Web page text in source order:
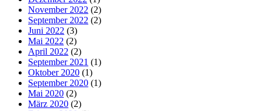
November 2022 (2)
September 2022 (2)
Juni 2022 (3)
Mai 2022 (2)
April 2022 (2)
September 2021 (1)
Oktober 2020 (1)
September 2020 (1)
Mai 2020 (2)
März 2020 (2)